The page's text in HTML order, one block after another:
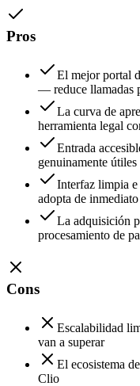
Pros
El mejor portal
— reduce llamadas
La curva de
herramienta legal
Entrada
genuinamente
Interfaz limpia
adopta de inmediato
La adquisición
procesamiento de
Cons
Escalabilidad
van a superar
El ecosistema
Clio